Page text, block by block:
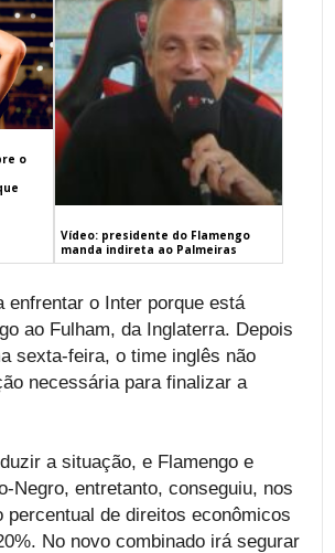
o
Vídeo: presidente do Flamengo
manda indireta ao Palmeiras
enfrentar o Inter porque está
ao Fulham, da Inglaterra. Depois
sexta-feira, o time inglês não
necessária para finalizar a
a situação, e Flamengo e
Negro, entretanto, conseguiu, nos
de direitos econômicos
No novo combinado irá segurar